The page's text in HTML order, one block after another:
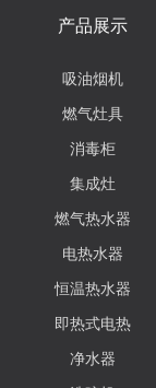
产品展示
吸油烟机
燃气灶具
消毒柜
集成灶
燃气热水器
电热水器
恒温热水器
即热式电热
净水器